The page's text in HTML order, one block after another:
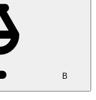
В